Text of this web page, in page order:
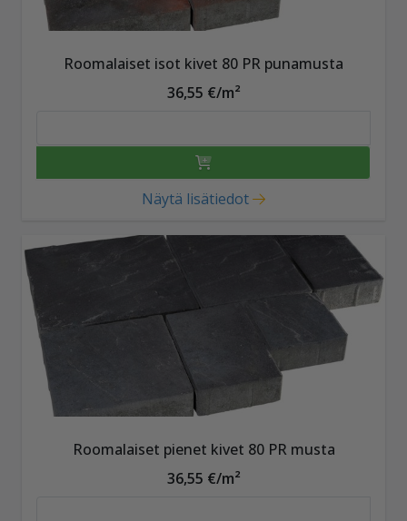
Roomalaiset isot kivet 80 PR punamusta
36,55 €/m²
Näytä lisätiedot
Roomalaiset pienet kivet 80 PR musta
36,55 €/m²